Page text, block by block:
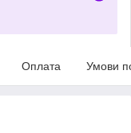
Оплата Умови